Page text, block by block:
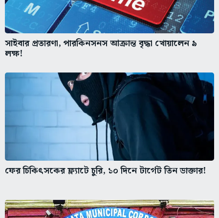
সাইবার প্রতারণা, পারকিনসনস আক্রান্ত বৃদ্ধা খোয়ালেন ৯
লক্ষ!
ফের চিকিৎসকের ফ্ল্যাটে চুরি, ১০ দিনে টার্গেট তিন ডাক্তার!